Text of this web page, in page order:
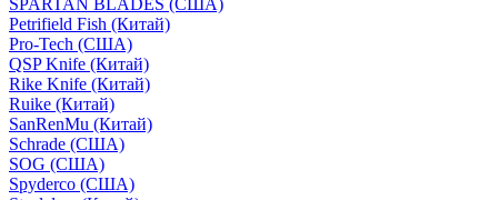
SPARTAN BLADES (США)
Petrifield Fish (Китай)
Pro-Tech (США)
QSP Knife (Китай)
Rike Knife (Китай)
Ruike (Китай)
SanRenMu (Китай)
Schrade (США)
SOG (США)
Spyderco (США)